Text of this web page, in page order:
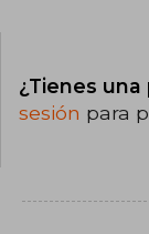
¿Tienes
sesión para